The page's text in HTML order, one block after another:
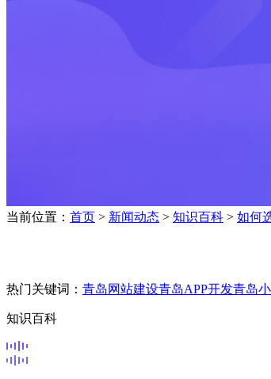
当前位置： 首页 > 新闻动态 > 知识百科 > 如何
热门关键词： 青岛网站建设青岛APP开发青岛
知识百科